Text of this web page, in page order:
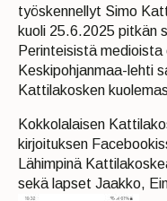
työskennellyt Simo
kuoli 25.6.2025 pitkän
Perinteisistä
Keskipohjanmaa-lehti
Kattilakosken
Kokkolalaisen
kirjoituksen
Lähimpinä
sekä lapset Jaakko,